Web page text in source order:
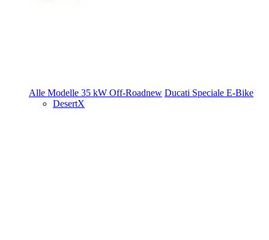
Alle Modelle 35 kW Off-Roadnew Ducati Speciale E-Bike
DesertX